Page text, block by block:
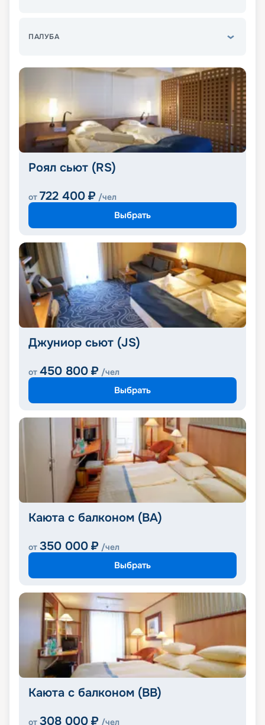
ПАЛУБА
Роял сьют (RS)
от 722 400 ₽ /чел
Выбрать
Джуниор сьют (JS)
от 450 800 ₽ /чел
Выбрать
Каюта с балконом (BA)
от 350 000 ₽ /чел
Выбрать
Каюта с балконом (BB)
от 308 000 ₽ /чел